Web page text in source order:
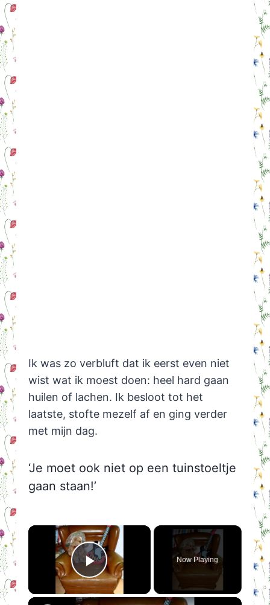
Ik was zo verbluft dat ik eerst even niet
wist wat ik moest doen: heel hard gaan
huilen of lachen. Ik besloot tot het
laatste, stofte mezelf af en ging verder
met mijn dag.
‘Je moet ook niet op een tuinstoeltje
gaan staan!’
×
Play Video
Now Playing
×